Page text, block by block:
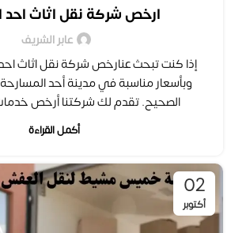
ارخص شركة نقل اثاث احد
عابر الشريف
إذا كنت تبحث عنارخص شركة نقل اثاث
وبأسعار مناسبة في مدينة أحد
الصحيح. تقدم لك شركتنا أرخص
أكمل القراءة
02
أكتوبر